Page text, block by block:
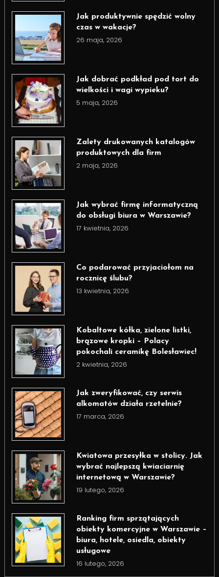
Jak produktywnie spędzić wolny
czas w wakacje?
26 maja, 2026
Jak dobrać podkład pod tort do
wielkości i wagi wypieku?
5 maja, 2026
Zalety drukowanych katalogów
produktowych dla firm
2 maja, 2026
Jak wybrać firmę informatyczną
do obsługi biura w Warszawie?
17 kwietnia, 2026
Co podarować przyjaciołom na
rocznicę ślubu?
13 kwietnia, 2026
Kobaltowe kółka, zielone listki,
brązowe kropki – Polacy
pokochali ceramikę Bolesławiec!
2 kwietnia, 2026
Jak zweryfikować, czy serwis
alkomatów działa rzetelnie?
17 marca, 2026
Kwiatowa przesyłka w stolicy. Jak
wybrać najlepszą kwiaciarnię
internetową w Warszawie?
19 lutego, 2026
Ranking firm sprzątających
obiekty komercyjne w Warszawie –
biura, hotele, osiedla, obiekty
usługowe
16 lutego, 2026